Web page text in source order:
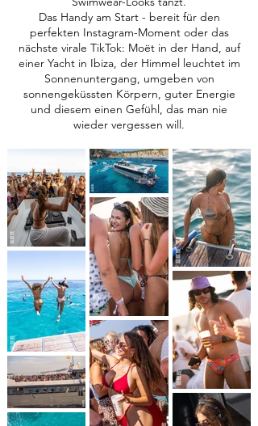
Das Handy am Start - bereit für den
perfekten Instagram-Moment oder das
nächste virale TikTok: Moët in der Hand, auf
einer Yacht in Ibiza, der Himmel leuchtet im
Sonnenuntergang, umgeben von
sonnengeküssten Körpern, guter Energie
und diesem einen Gefühl, das man nie
wieder vergessen will.